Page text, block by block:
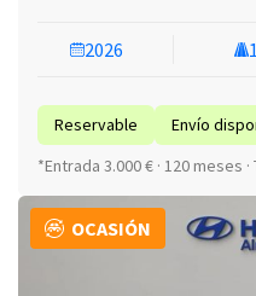
2026
Reservable
Envío
*Entrada 3.000 € · 120 meses ·
OCASIÓN